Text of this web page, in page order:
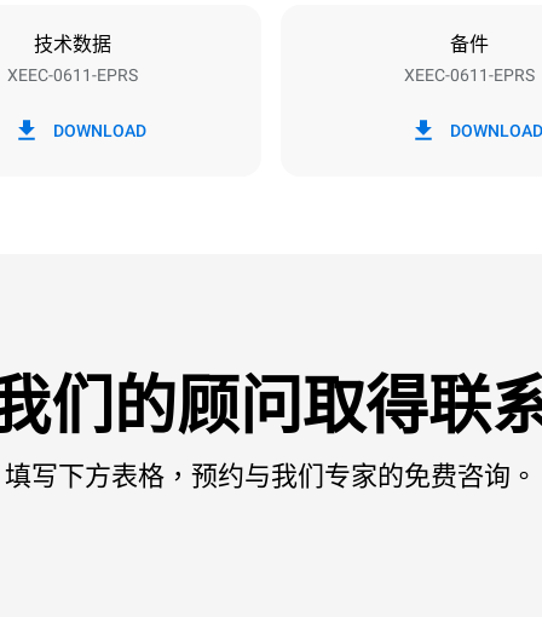
技术数据
XEEC-0611-EPRS
DOWNLOAD
备件
XEEC-0611-EPRS
DOWNLOAD
们的顾问取得联
填写下方表格，预约与我们专家的免费咨询。